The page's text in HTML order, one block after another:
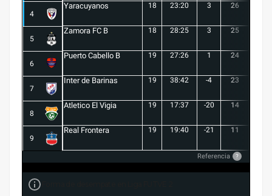
4
Yaracuyanos 18 23:20 3 26
5
Zamora FC B 18 28:25 3 25
6
Puerto Cabello B 19 27:26 1 24
7
Inter de Barinas 19 38:42 -4 23
8
Atletico El Vigia 19 17:37 -20 14
9
Real Frontera 19 19:40 -21 11
Referencia ?